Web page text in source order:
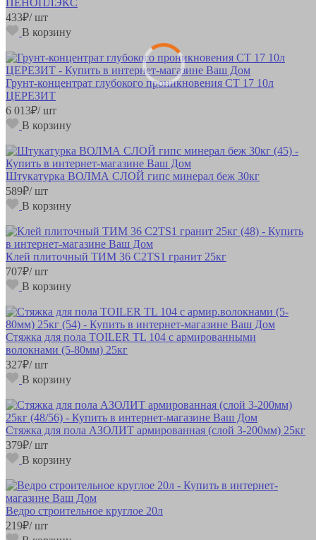
433₽/ шт
В корзину
Грунт-концентрат глубокого проникновения CT 17 10л
ЦЕРЕЗИТ
6 013₽/ шт
В корзину
Штукатурка ВОЛМА СЛОЙ гипс минерал беж 30кг
589₽/ шт
В корзину
Клей плиточный ТИМ 36 С2ТS1 гранит 25кг
707₽/ шт
В корзину
Стяжка для пола TOILER TL 104 с армированными
волокнами (5-80мм) 25кг
327₽/ шт
В корзину
Стяжка для пола АЗОЛИТ армированная (слой 3-200мм) 25кг
379₽/ шт
В корзину
Ведро строительное круглое 20л
219₽/ шт